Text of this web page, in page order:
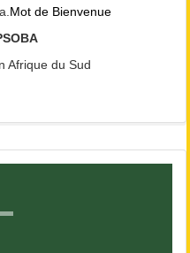
Mot de Bienvenue
Afrique du Sud